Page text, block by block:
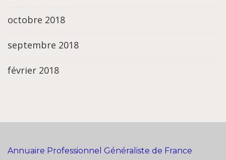
octobre 2018
septembre 2018
février 2018
Annuaire Professionnel Généraliste de France